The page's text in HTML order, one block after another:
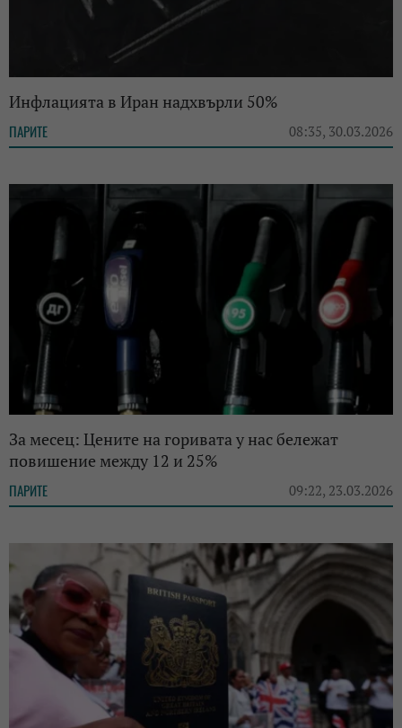
Инфлацията в Иран надхвърли 50%
ПАРИТЕ 08:35, 30.03.2026
За месец: Цените на горивата у нас бележат
повишение между 12 и 25%
ПАРИТЕ 09:22, 23.03.2026